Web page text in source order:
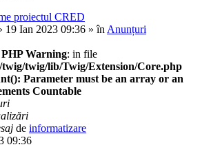
proiectul CRED
19 Ian 2023 09:36 » în Anunțuri
Warning: in file
twig/lib/Twig/Extension/Core.php
Parameter must be an array or an
Countable
de informatizare
09:36